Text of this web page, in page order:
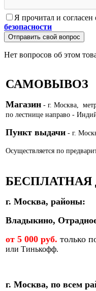
Я прочитал и согласен
безопасности
Отправить свой вопрос
Нет вопросов об этом
САМОВЫВОЗ
Магазин - г. Москва,
по лестнице направо -
Пункт выдачи - г.
Осуществляется по
БЕСПЛАТНАЯ
г. Москва, районы:
Владыкино,
от 5 000 руб. только
или Тинькофф.
г. Москва, по всем